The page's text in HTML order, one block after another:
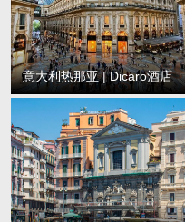
意大利热那亚 | Dicaro酒店